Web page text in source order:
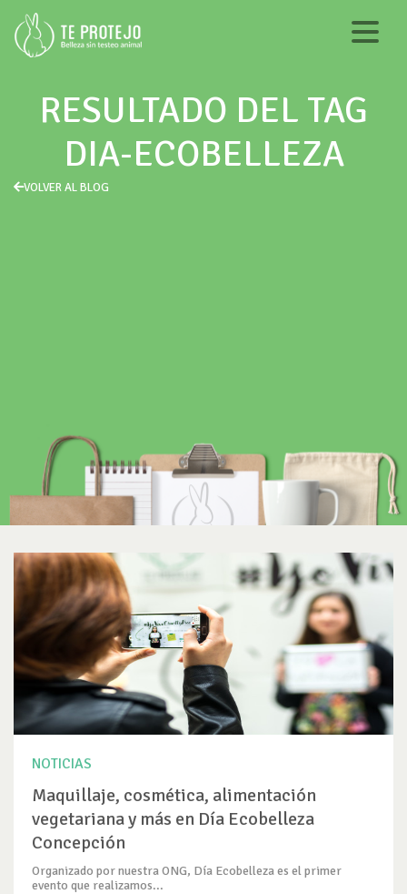
RESULTADO DEL TAG
DIA-ECOBELLEZA
VOLVER AL BLOG
NOTICIAS
Maquillaje, cosmética, alimentación
vegetariana y más en Día Ecobelleza
Concepción
Organizado por nuestra ONG, Día Ecobelleza es el primer
evento que realizamos...